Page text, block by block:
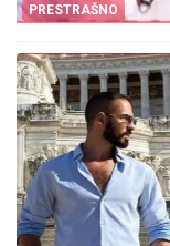
PRESTRAŠNO